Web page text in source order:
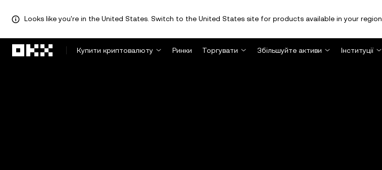
Looks like you're in the United States. Switch to the United States site for products available in your region.
Купити криптовалюту
Ринки Торгувати Збільшуйте активи Інституції